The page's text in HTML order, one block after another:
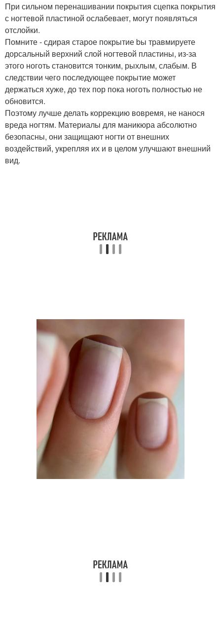
При сильном перенашивании покрытия сцепка покрытия
с ногтевой пластиной ослабевает, могут появляться
отслойки.
Помните - сдирая старое покрытие bы травмируете
дорсальный верхний слой ногтевой пластины, из-за
этого ноготь становится тонким, рыхлым, слабым. В
следствии чего последующее покрытие может
держаться хуже, до тех пор пока ноготь полностью не
обновится.
Поэтому лучше делать коррекцию вовремя, не нанося
вреда ногтям. Материалы для маникюра абсолютно
безопасны, они защищают ногти от внешних
воздействий, укрепляя их и в целом улучшают внешний
вид.